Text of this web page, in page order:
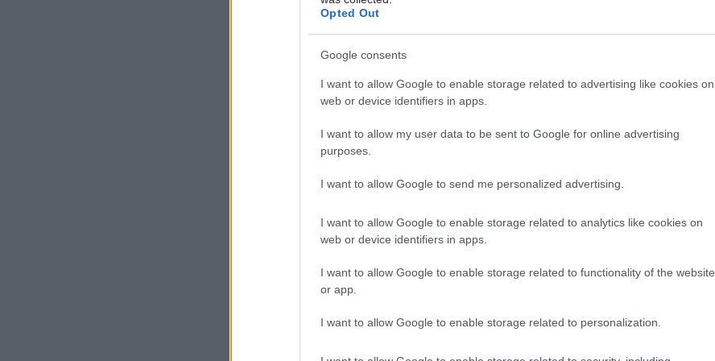
Opted Out
Google consents
I want to allow Google to enable storage related to advertising like cookies on
web or device identifiers in apps.
I want to allow my user data to be sent to Google for online advertising
purposes.
I want to allow Google to send me personalized advertising.
I want to allow Google to enable storage related to analytics like cookies on
web or device identifiers in apps.
I want to allow Google to enable storage related to functionality of the website
or app.
I want to allow Google to enable storage related to personalization.
ακόμα και σε άτομα με υψηλό
γενετικό κίνδυνο.
Η σωστή αναπνοή βοηθά τη
διεργασίες κατά την ανάκληση